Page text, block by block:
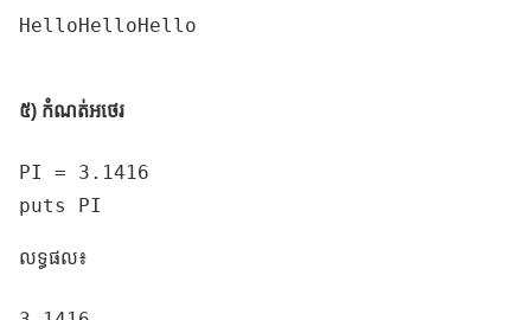
HelloHelloHello
៥) កំណត់អថេរ
PI = 3.1416
puts PI
លទ្ធផល៖